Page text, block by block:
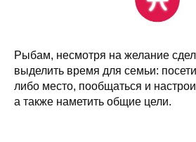
Рыбам, несмотря на желание
выделить время для семьи:
либо место, пообщаться и
а также наметить общие цели.